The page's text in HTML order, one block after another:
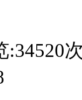
:34520